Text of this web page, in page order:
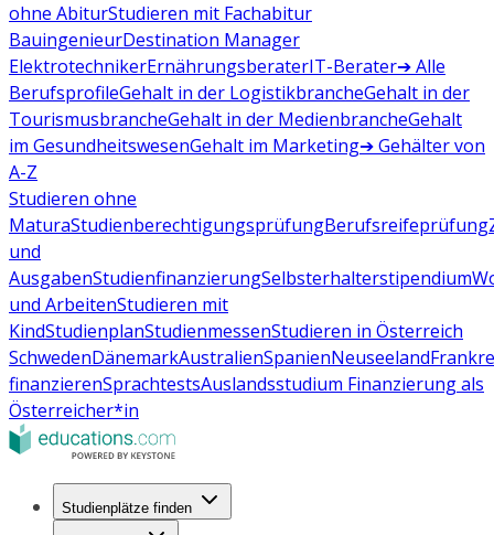
ohne AbiturStudieren mit Fachabitur
BauingenieurDestination Manager
ElektrotechnikerErnährungsberaterIT-Berater➔ Alle
BerufsprofileGehalt in der LogistikbrancheGehalt in der
TourismusbrancheGehalt in der MedienbrancheGehalt
im GesundheitswesenGehalt im Marketing➔ Gehälter von
A-Z
Studieren ohne
MaturaStudienberechtigungsprüfungBerufsreifeprüfung
und
AusgabenStudienfinanzierungSelbsterhalterstipendium
und ArbeitenStudieren mit
KindStudienplanStudienmessenStudieren in Österreich
SchwedenDänemarkAustralienSpanienNeuseeland
finanzierenSprachtestsAuslandsstudium Finanzierung als
Österreicher*in
Studienplätze finden